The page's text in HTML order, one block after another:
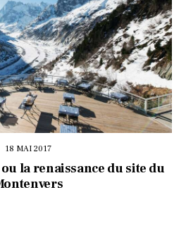
18 MAI 2017
la renaissance du site du